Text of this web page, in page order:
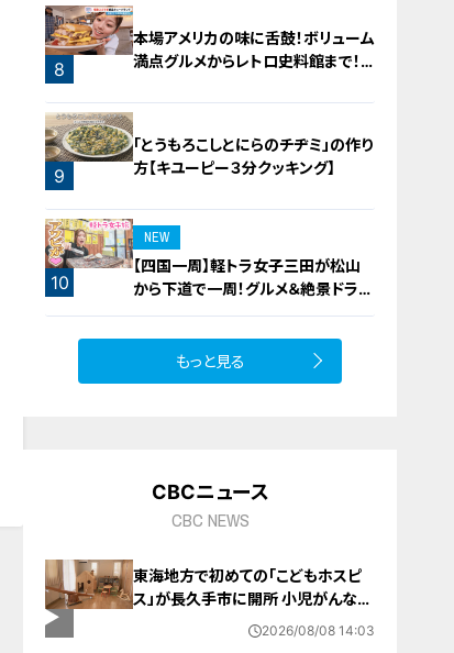
8
本場アメリカの味に舌鼓！ボリューム
満点グルメからレトロ史料館まで！
9
「とうもろこしとにらのチヂミ」の作り
方【キユーピー３分クッキング】
10
NEW
【四国一周】軽トラ女子三田が松山
から下道で一周！グルメ＆絶景ドライ
ブ⑳
もっと見る
CBCニュース
CBC NEWS
東海地方で初めての「こどもホスピ
ス」が長久手市に開所 小児がんなど
重い病気の子どもと家族を支える施
2026/08/08 14:03